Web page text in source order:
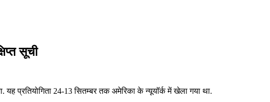
सूची
प्रतियोगिता 24-13 सितम्बर तक अमेरिका के न्यूयॉर्क में खेला गया था.